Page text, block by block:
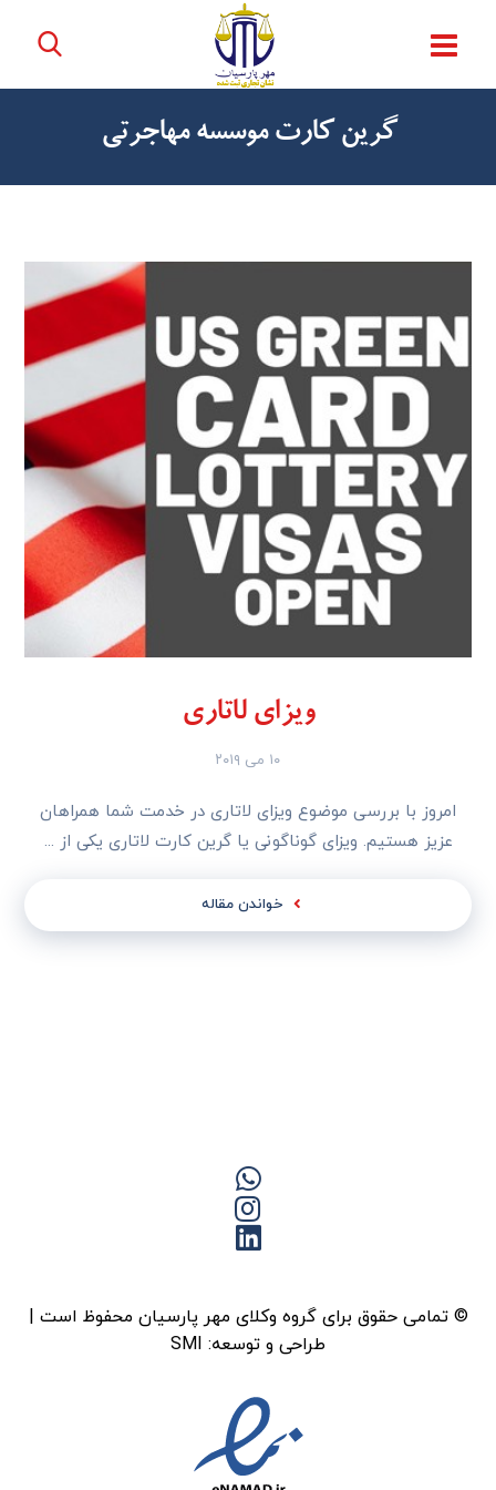
گرین کارت موسسه مهاجرتی
ویزای لاتاری
۱۰ می ۲۰۱۹
امروز با بررسی موضوع ویزای لاتاری در خدمت شما همراهان
عزیز هستیم. ویزای گوناگونی یا گرین کارت لاتاری یکی از ...
خواندن مقاله
© تمامی حقوق برای گروه وکلای مهر پارسیان محفوظ است |
طراحی و توسعه: SMI